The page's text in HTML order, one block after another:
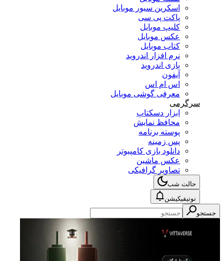
اسکرین سیور موبایل
پاکت پی سی
کلیپ موبایل
عکس موبایل
کتاب موبایل
نرم افزار اندروید
بازی اندروید
آیفون
اس ام اس
معرفی گوشی موبایل
سرگرمی
ابزار دسکتاپ
محافظ نمایش
پوسته برنامه
پس زمینه
دانلود بازی کامپیوتر
عکس ماشین
تصاویر گرافیکی
حالت شب
نوتیفیکیشن
جستجو